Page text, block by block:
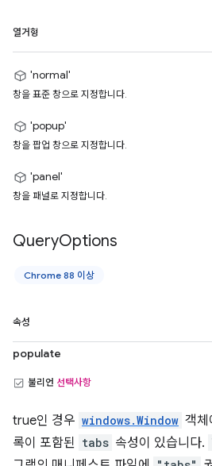
열거형
'normal'
창을 표준 창으로 지정합니다.
'popup'
창을 팝업 창으로 지정합니다.
'panel'
창을 패널로 지정합니다.
QueryOptions
Chrome 88 이상
속성
populate
불리언 선택사항
true인 경우 windows.Window 객체
록이 포함된 tabs 속성이 있습니다.